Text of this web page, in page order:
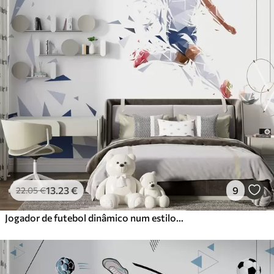
22.05€13 .23€ 9